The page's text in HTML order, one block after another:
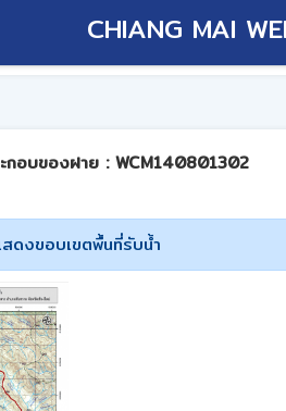
CHIANG MAI
กอบของฝาย : WCM140801302
ดงขอบเขตพื้นที่รับน้ำ